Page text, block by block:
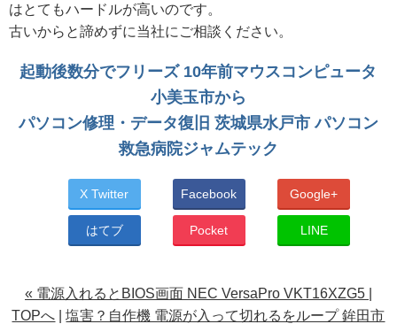
はとてもハードルが高いのです。
古いからと諦めずに当社にご相談ください。
起動後数分でフリーズ 10年前マウスコンピュータ
小美玉市から
パソコン修理・データ復旧 茨城県水戸市 パソコン
救急病院ジャムテック
X Twitter Facebook Google+
はてブ Pocket LINE
« 電源入れるとBIOS画面 NEC VersaPro VKT16XZG5
TOPへ |塩害？自作機 電源が入って切れるをループ 鉾田市